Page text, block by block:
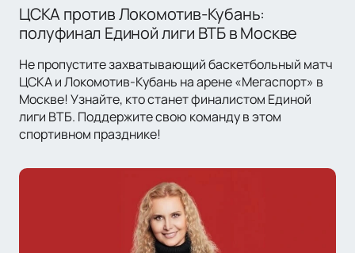
ЦСКА против Локомотив-Кубань:
полуфинал Единой лиги ВТБ в Москве
Не пропустите захватывающий баскетбольный матч
ЦСКА и Локомотив-Кубань на арене «Мегаспорт» в
Москве! Узнайте, кто станет финалистом Единой
лиги ВТБ. Поддержите свою команду в этом
спортивном празднике!